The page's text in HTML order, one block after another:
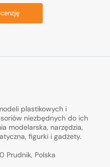
plastikowych i
niezbędnych do ich
modelarska, narzędzia,
figurki i gadżety.
Prudnik, Polska